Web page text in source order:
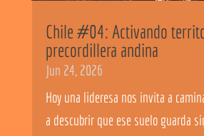
Chile #04: Activando
precordillera andina
Jun 24, 2026
Hoy una lideresa nos invita a
a descubrir que ese suelo guarda